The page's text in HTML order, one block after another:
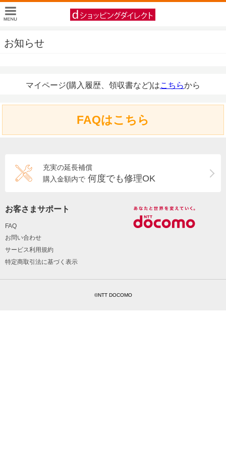
お知らせ
マイページ(購入履歴、領収書など)はこちらから
FAQはこちら
充実の延長補償
購入金額内で 何度でも修理OK
お客さまサポート
FAQ
お問い合わせ
サービス利用規約
特定商取引法に基づく表示
©NTT DOCOMO